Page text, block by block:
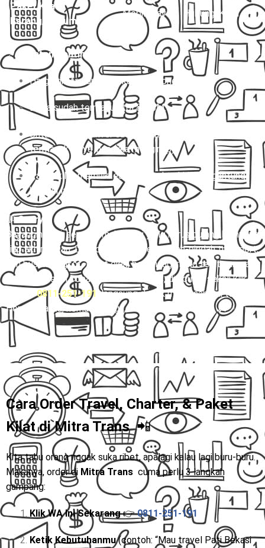
Paket Kilat
Barang/Dokumen
Mobil Travel Hubungi Kami
📌 Catatan Penting:
Harga di atas untuk sekali jalan (one way).
Biaya sudah termasuk tol & BBM.
Untuk charter, driver sudah termasuk, tapi belum
termasuk biaya inap (jika menginap).
Paket kilat memiliki estimasi waktu kirim tergantung
kondisi lalu lintas.
💬Story:
Bayangin Rani, seorang mahasiswi yang harus pulang kampung
tiap akhir pekan. Dulu dia sering ribet pindah-pindah transport,
dari bus ke angkot, lanjut ojek, belum lagi risiko telat sampai
rumah. Setelah coba naik
Mitra Trans, dia cuma sekali klik
WA 👉0811-251-191 , langsung duduk manis sampai tujuan.
Hemat waktu, hemat tenaga, hati pun lebih tenang. 🚐✨
Cara Order Travel, Charter, & Paket
Kilat diMitra Trans📲
Kita tahu orang nggak suka ribet, apalagi kalau lagi buru-buru.
Makanya, order di Mitra Trans cuma perlu 3 langkah
gampang:
Klik WA Ini Sekarang👉0811-251-191
Ketik Kebutuhanmu(contoh: “Mau travel Pati Bekasi